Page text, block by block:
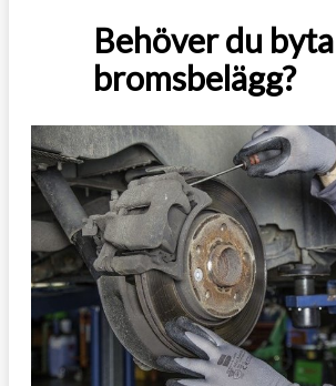
Behöver du byta
bromsbelägg?